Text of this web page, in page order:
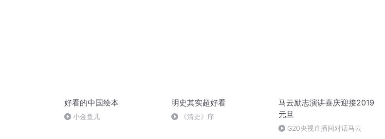
好看的中国绘本
小金鱼儿
明史其实超好看
《清史》序
马云励志演讲喜庆迎接2019
元旦
G20央视直播间对话马云